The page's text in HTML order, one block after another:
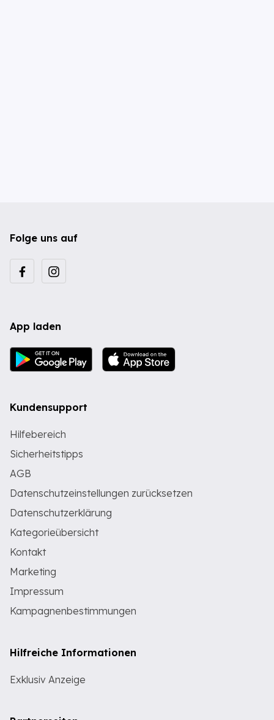
Folge uns auf
App laden
Kundensupport
Hilfebereich
Sicherheitstipps
AGB
Datenschutzeinstellungen zurücksetzen
Datenschutzerklärung
Kategorieübersicht
Kontakt
Marketing
Impressum
Kampagnenbestimmungen
Hilfreiche Informationen
Exklusiv Anzeige